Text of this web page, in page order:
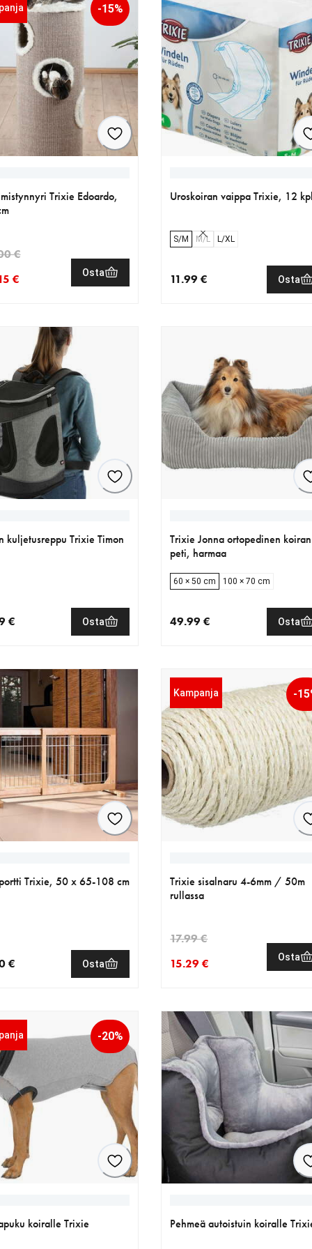
-15%
Trixie Edoardo,
€
€
Osta
Uroskoiran vaippa Trixie, 12
S/M M/L L/XL
11.99 € Osta
kuljetusreppu Trixie Timon
€ Osta
Trixie Jonna ortopedinen koiran
peti, harmaa
60 × 50 cm 100 × 70 cm
49.99 € Osta
Trixie, 50 x 65-108 cm
€ Osta
Kampanja -
Trixie sisalnaru 4-6mm / 50m
rullassa
15.29 €
17.99 €
Osta
-20%
koiralle Trixie Pehmeä autoistuin koiralle